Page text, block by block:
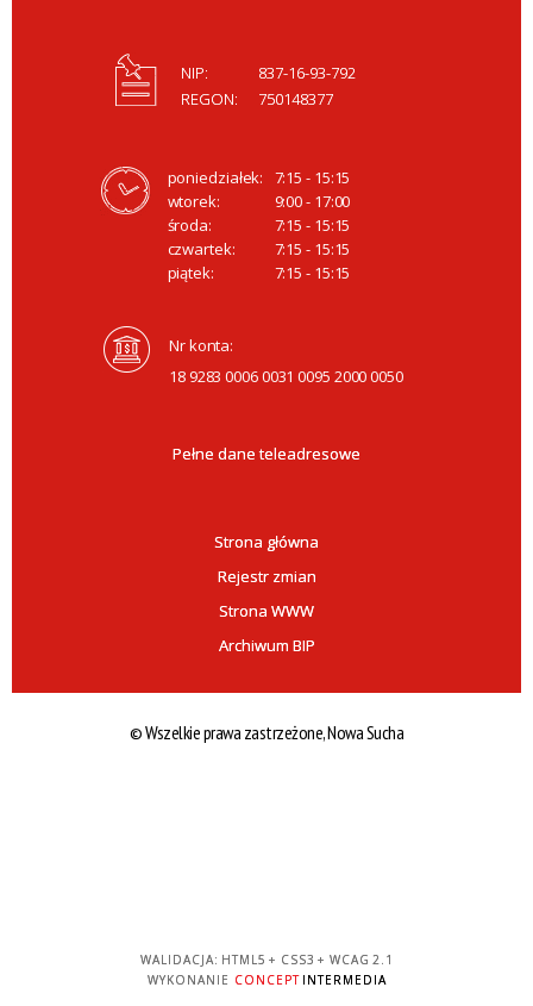
NIP:
837-16-93-792
REGON:
750148377
poniedziałek:
7:15 - 15:15
wtorek:
9:00 - 17:00
środa:
7:15 - 15:15
czwartek:
7:15 - 15:15
piątek:
7:15 - 15:15
Nr konta:
18 9283 0006 0031 0095 2000 0050
Pełne dane teleadresowe
Strona główna
Rejestr zmian
Strona WWW
Archiwum BIP
© Wszelkie prawa zastrzeżone, Nowa Sucha
WALIDACJA: HTML5 + CSS3 + WCAG 2.1
WYKONANIE CONCEPTINTERMEDIA